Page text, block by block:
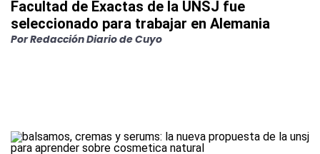
Facultad de Exactas de la UNSJ fue
seleccionado para trabajar en Alemania
Por Redacción Diario de Cuyo